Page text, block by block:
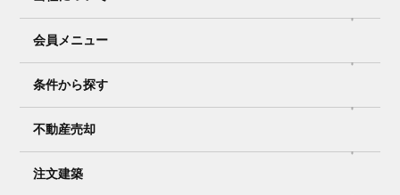
会員メニュー
条件から探す
不動産売却
注文建築